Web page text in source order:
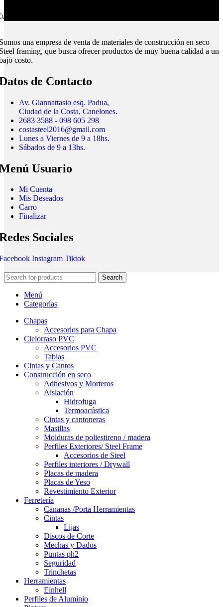
todo el país.
una empresa de venta de materiales de construcción en seco
framing, que busca ofrecer productos de muy buena calidad a un
costo.
de Contacto
Av. Giannattasio esq. Padua,
Ciudad de la Costa, Canelones.
2683 3588 - 098 605 298
costasteel2016@gmail.com
Lunes a Viernes de 9 a 18hs.
Sábados de 9 a 13hs.
Usuario
Mi Cuenta
Mis Deseados
Carro
Finalizar
Sociales
Instagram Tiktok
Search
Menú
Categorías
Chapas
Accesorios para Chapa
Cielorraso PVC
Accesorios PVC
Tablas
Cintas y Cantos
Construcción en seco
Adhesivos y Morteros
Aislación
Hidrofuga
Termoacústica
Cintas y cantoneras
Masillas
Molduras de poliestireno / madera
Perfiles Exteriores/ Steel Frame
Accesorios de Steel
Perfiles interiores / Drywall
Placas de madera
Placas de Yeso
Revestimiento Exterior
Ferretería
Cananas /Porta Herramientas
Cintas
Lijas
Discos de Corte
Mechas y Dados
Puntas ph2
Seguridad
Trinchetas
Herramientas
Einhell
Perfiles de Aluminio